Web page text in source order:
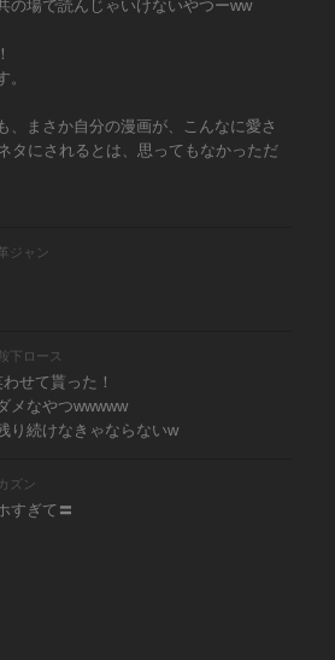
の場で読んじゃいけないやつーww
、まさか自分の漫画が、こんなに愛さ
タにされるとは、思ってもなかっただ
ジャン
下ロース
せて貰った！
メなやつwwwww
り続けなきゃならないw
ズン
すぎて〓